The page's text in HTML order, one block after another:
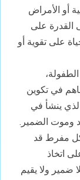
أو الأمراض
القدرة على
على تقوية أو
في تكوين
ينشأ في
وموت الضمير.
مفرط قد
اتخاذ
ضمير ولا يقيم